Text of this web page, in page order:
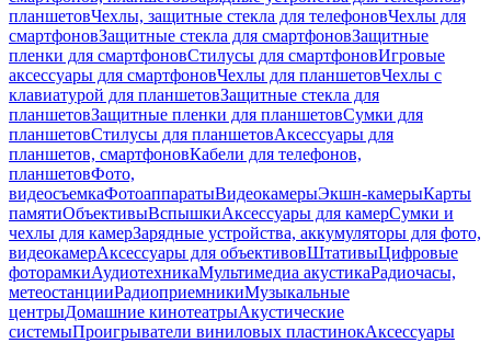
планшетовЧехлы, защитные стекла для телефоновЧехлы для
смартфоновЗащитные стекла для смартфоновЗащитные
пленки для смартфоновСтилусы для смартфоновИгровые
аксессуары для смартфоновЧехлы для планшетовЧехлы с
клавиатурой для планшетовЗащитные стекла для
планшетовЗащитные пленки для планшетовСумки для
планшетовСтилусы для планшетовАксессуары для
планшетов, смартфоновКабели для телефонов,
планшетовФото,
видеосъемкаФотоаппаратыВидеокамерыЭкшн-камерыКарты
памятиОбъективыВспышкиАксессуары для камерСумки и
чехлы для камерЗарядные устройства, аккумуляторы для фото,
видеокамерАксессуары для объективовШтативыЦифровые
фоторамкиАудиотехникаМультимедиа акустикаРадиочасы,
метеостанцииРадиоприемникиМузыкальные
центрыДомашние кинотеатрыАкустические
системыПроигрыватели виниловых пластинокАксессуары